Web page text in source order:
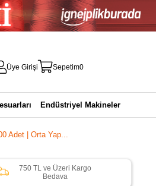
Üye Girişi Sepetim0
Endüstriyel Makineler
Adet | Orta Yap...
750 TL ve Üzeri Kargo
Bedava